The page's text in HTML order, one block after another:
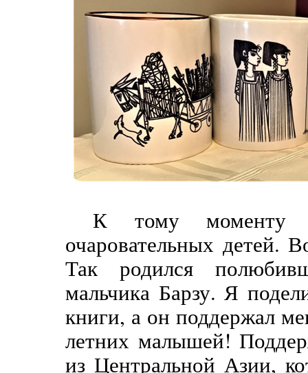
К тому
очаровательных детей.
Так родился
мальчика Барзу. Я
книги, а он поддержал
летних малышей!
из Центральной Азии,